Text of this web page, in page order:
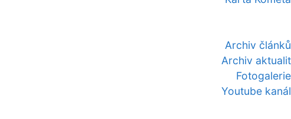
Archiv článků
Archiv aktualit
Fotogalerie
Youtube kanál